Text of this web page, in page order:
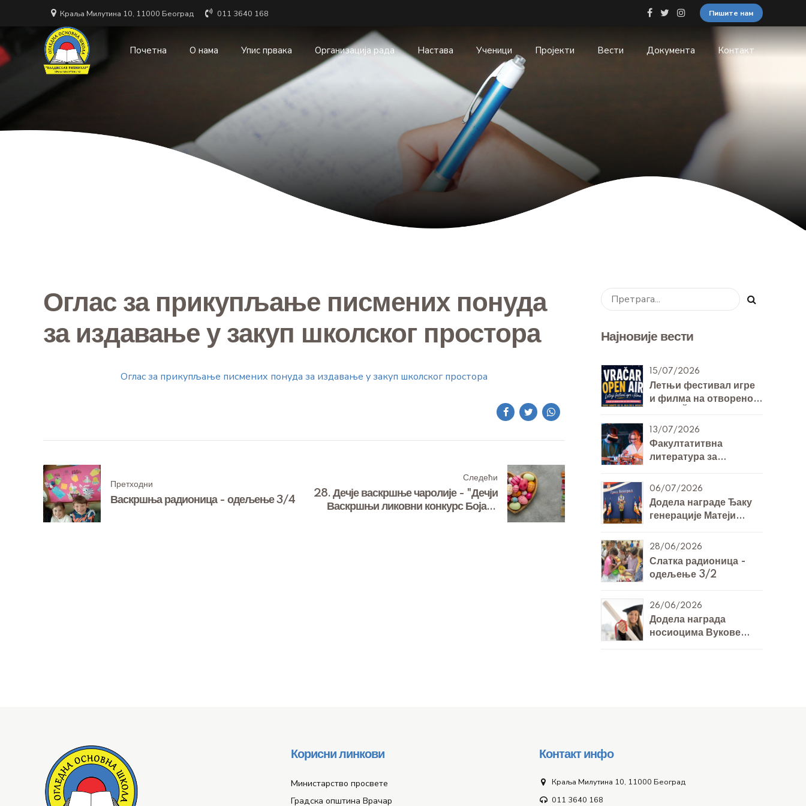
Краља Милутина 10, 11000 Београд 011 3640 168 Пишите нам
Почетна О нама Упис првака Организација рада Настава Ученици Пројекти Вести Документа Контакт
Оглас за прикупљање писмених понуда
за издавање у закуп школског простора
Оглас за прикупљање писмених понуда за издавање у закуп школског простора
Претходни
Васкршња радионица - одељење 3/4
Следећи
28. Дечје васкршње чаролије - "Дечји
Васкршњи ликовни конкурс Бојана
Најновије вести
15/07/2026
Летњи фестивал игре
и филма на отвореном
13/07/2026
Факултатитвна
литература за
7. и 8. разреда за
Технику и технологију
06/07/2026
Додела награде Ђаку
генерације Матеји
28/06/2026
Слатка радионица -
одељење 3/2
26/06/2026
Додела награда
носиоцима Вукове
Корисни линкови
Министарство просвете
Градска општина Врачар
Контакт инфо
Краља Милутина 10, 11000 Београд
011 3640 168